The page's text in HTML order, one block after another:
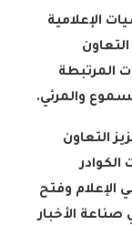
الإعلامية
المرتبطة
والمرئي.
التعاون
الكوادر
الإعلام وفتح
صناعة الأخبار